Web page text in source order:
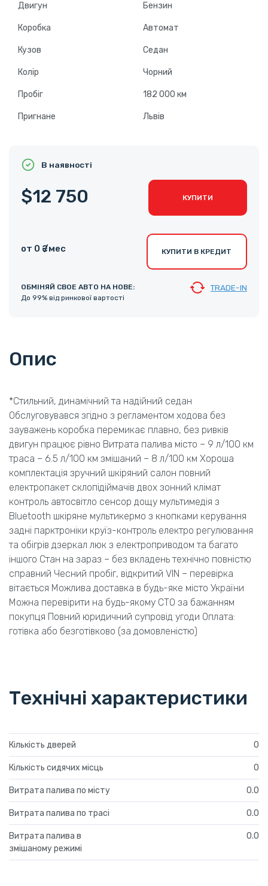
Двигун Бензин
Коробка Автомат
Кузов Седан
Колір Чорний
Пробіг 182 000 км
Пригнане Львів
В наявності
$12 750 КУПИТИ
от 0 ₴ /мес КУПИТИ В КРЕДИТ
ОБМІНЯЙ СВОЕ АВТО НА НОВЕ:
До 99% від ринкової вартості
TRADE-IN
Технічні характеристики
Кількість дверей 0
Кількість сидячих місць 0
Витрата палива по місту 0.0
Витрата палива по трасі 0.0
Витрата палива в
змішаному режимі
0.0
Опис
*Стильний, динамічний та надійний седан
Обслуговувався згідно з регламентом ходова без
зауважень коробка перемикає плавно, без ривків
двигун працює рівно Витрата палива місто – 9 л/100 км
траса – 6.5 л/100 км змішаний – 8 л/100 км Хороша
комплектація зручний шкіряний салон повний
електропакет склопідіймачів двох зонний клімат
контроль автосвітло сенсор дощу мультимедія з
Bluetooth шкіряне мультикермо з кнопками керування
задні парктроніки круїз-контроль електро регулювання
та обігрів дзеркал люк з електроприводом та багато
іншого Стан на зараз – без вкладень технічно повністю
справний Чесний пробіг, відкритий VIN – перевірка
вітається Можлива доставка в будь-яке місто України
Можна перевірити на будь-якому СТО за бажанням
покупця Повний юридичний супровід угоди Оплата:
готівка або безготівково (за домовленістю)